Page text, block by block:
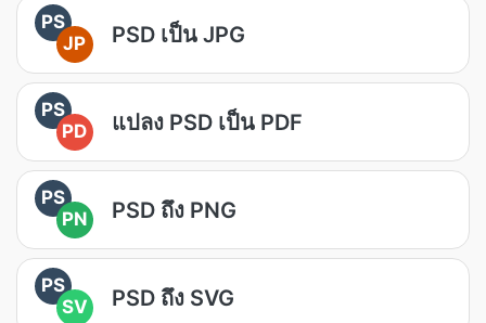
PS
JP
PSD เป็น JPG
PS
PD
แปลง PSD เป็น PDF
PS
PN
PSD ถึง PNG
PS
SV
PSD ถึง SVG